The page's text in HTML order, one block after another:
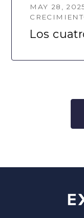
MAY 28,
Los